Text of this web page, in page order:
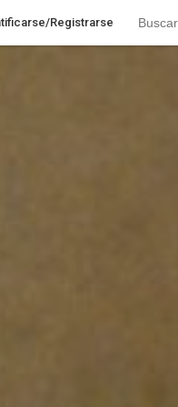
Registrarse